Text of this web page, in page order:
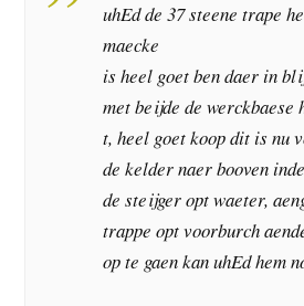
uhEd de 37 steene trape
maecke
is heel goet ben daer in
met beijde de werckbaese
t, heel goet koop dit is nu
de kelder naer booven
de steijger opt waeter,
trappe opt voorburch
op te gaen kan uhEd hem